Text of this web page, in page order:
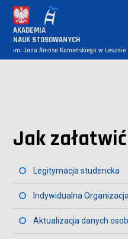
AKADEMIA
NAUK STOSOWANYCH
im. Jana Amosa Komeńskiego w Lesznie
Jak
Legitymacja studencka
Indywidualna
Aktualizacja danych